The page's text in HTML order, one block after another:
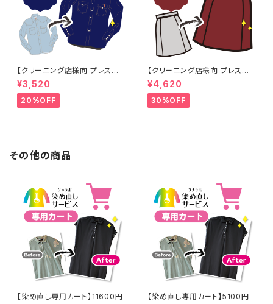
【クリーニング店様向 プレス加
工なし】綿100% 濃紺染め シャ
ツ 【元色：紺(Navy) - 色あせあ
り】 -染め直し[ネイビー - Nav
y]403-0116
¥3,520
20%OFF
【クリーニング店様向 プレス加
工なし】綿100% エンジ染め ス
カート 【元色：白 - 汚れあり】 -
染め直し[臙脂 - ワインレッド -
くすんだ深みのある赤]403-01
¥4,620
30%OFF
その他の商品
【染め直し専用カート】11600円 【染め直し専用カート】5100円